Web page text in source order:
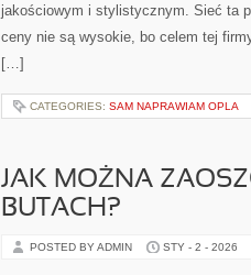
jakościowym i stylistycznym. Sieć ta
ceny nie są wysokie, bo celem tej
[…]
CATEGORIES: SAM NAPRAWIAM OPLA
JAK MOŻNA
BUTACH?
POSTED BY ADMIN STY - 2 - 2026